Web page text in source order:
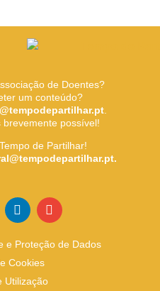
de Doentes?
um conteúdo?
.
possível!
de Partilhar!
e Proteção de Dados
Cookies
Utilização